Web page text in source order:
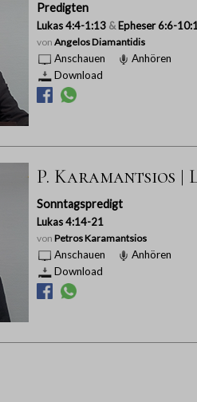
Predigten
Lukas 4:4-1:13 & Epheser 6:6-
von Angelos Diamantidis
Anschauen
Anhören
Download
P. Karamantsios |
Sonntagspredigt
Lukas 4:14-21
von Petros Karamantsios
Anschauen
Anhören
Download